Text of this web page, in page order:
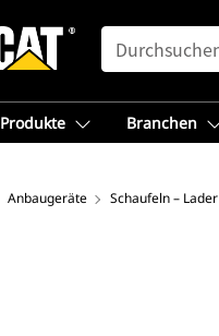
SEARCH
Produkte Branchen
Anbaugeräte Schaufeln – Lader